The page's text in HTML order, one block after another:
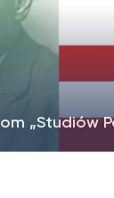
„Studiów